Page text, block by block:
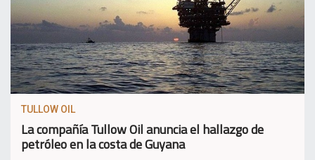
TULLOW OIL
La compañía Tullow Oil anuncia el hallazgo de
petróleo en la costa de Guyana